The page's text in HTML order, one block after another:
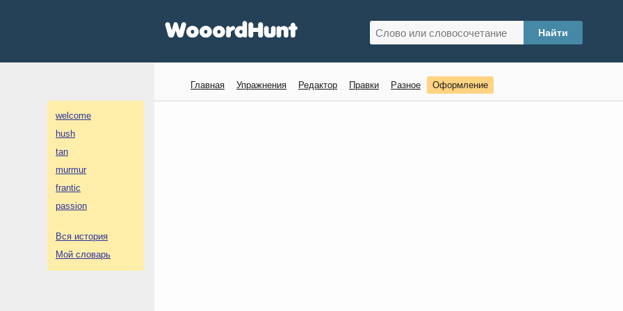
welcome
hush
tan
murmur
frantic
passion
Вся история
Мой словарь
Главная Упражнения Редактор Правки Разное Оформление